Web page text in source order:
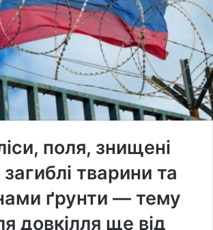
поля, знищені
тварини та
ґрунти — тему
довкілля ще від